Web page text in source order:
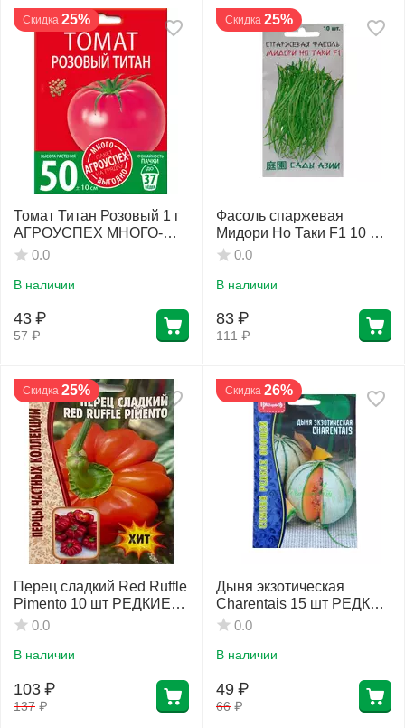
Скидка 25%
Томат Титан Розовый 1 г
АГРОУСПЕХ МНОГО-
ВЫГОДНО
0.0
В наличии
57 ₽
43 ₽
Скидка 25%
Фасоль спаржевая
Мидори Но Таки F1 10 шт
Сады Азии
0.0
В наличии
111 ₽
83 ₽
Скидка 25%
Перец сладкий Red Ruffle
Pimento 10 шт РЕДКИЕ
СЕМЕНА
0.0
В наличии
137 ₽
103 ₽
Скидка 26%
Дыня экзотическая
Charentais 15 шт РЕДКИЕ
СЕМЕНА
0.0
В наличии
66 ₽
49 ₽